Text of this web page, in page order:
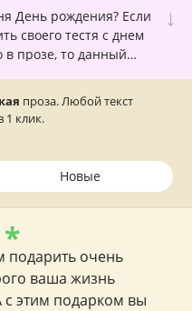
↓
День рождения? Если
своего тестя с днем
проза. Любой текст
1 клик.
Новые
подарить очень
ваша жизнь
этим подарком вы